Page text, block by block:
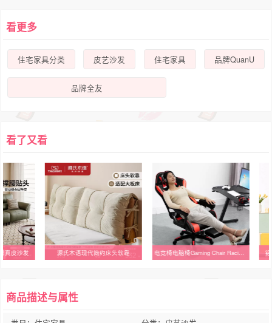
看更多
住宅家具分类 皮艺沙发 住宅家具 品牌QuanU
品牌全友
看了又看
真皮沙发 源氏木语现代简约床头软靠 电竞椅电脑椅Gaming Chair Racing Office Computer Game Chair
商品描述与属性